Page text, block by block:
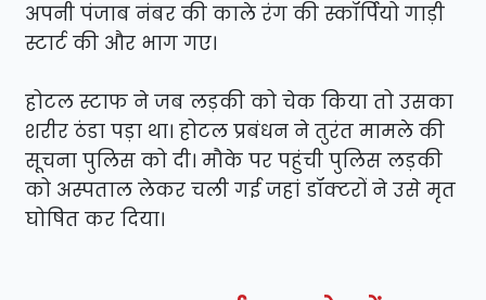
अपनी पंजाब नंबर की काले रंग की स्कॉर्पियो गाड़ी
स्टार्ट की और भाग गए।
होटल स्टाफ ने जब लड़की को चेक किया तो उसका
शरीर ठंडा पड़ा था। होटल प्रबंधन ने तुरंत मामले की
सूचना पुलिस को दी। मौके पर पहुंची पुलिस लड़की
को अस्पताल लेकर चली गई जहां डॉक्टरों ने उसे मृत
घोषित कर दिया।